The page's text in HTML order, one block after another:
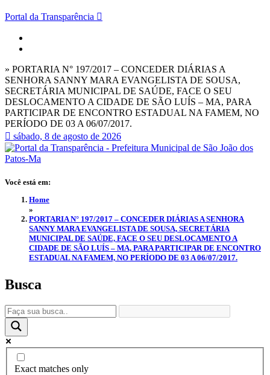
Portal da Transparência
» PORTARIA N° 197/2017 – CONCEDER DIÁRIAS A
SENHORA SANNY MARA EVANGELISTA DE SOUSA,
SECRETÁRIA MUNICIPAL DE SAÚDE, FACE O SEU
DESLOCAMENTO A CIDADE DE SÃO LUÍS – MA, PARA
PARTICIPAR DE ENCONTRO ESTADUAL NA FAMEM, NO
PERÍODO DE 03 A 06/07/2017.
sábado, 8 de agosto de 2026
Você está em:
Home
»
PORTARIA N° 197/2017 – CONCEDER DIÁRIAS A SENHORA
SANNY MARA EVANGELISTA DE SOUSA, SECRETÁRIA
MUNICIPAL DE SAÚDE, FACE O SEU DESLOCAMENTO A
CIDADE DE SÃO LUÍS – MA, PARA PARTICIPAR DE ENCONTRO
ESTADUAL NA FAMEM, NO PERÍODO DE 03 A 06/07/2017.
Busca
Exact matches only